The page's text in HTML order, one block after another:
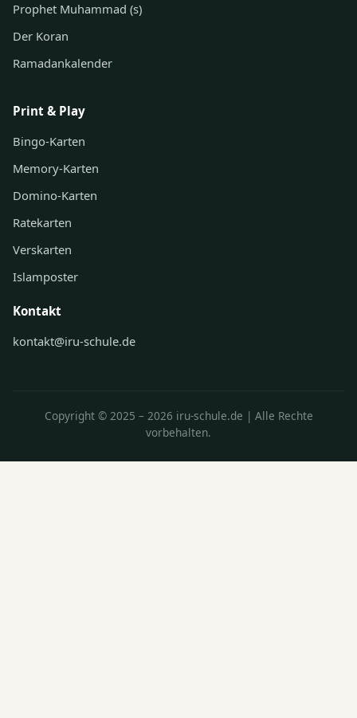
Prophet Muhammad (s)
Der Koran
Ramadankalender
Print & Play
Bingo-Karten
Memory-Karten
Domino-Karten
Ratekarten
Verskarten
Islamposter
Kontakt
kontakt@iru-schule.de
Copyright © 2025 – 2026 iru-schule.de | Alle Rechte
vorbehalten.